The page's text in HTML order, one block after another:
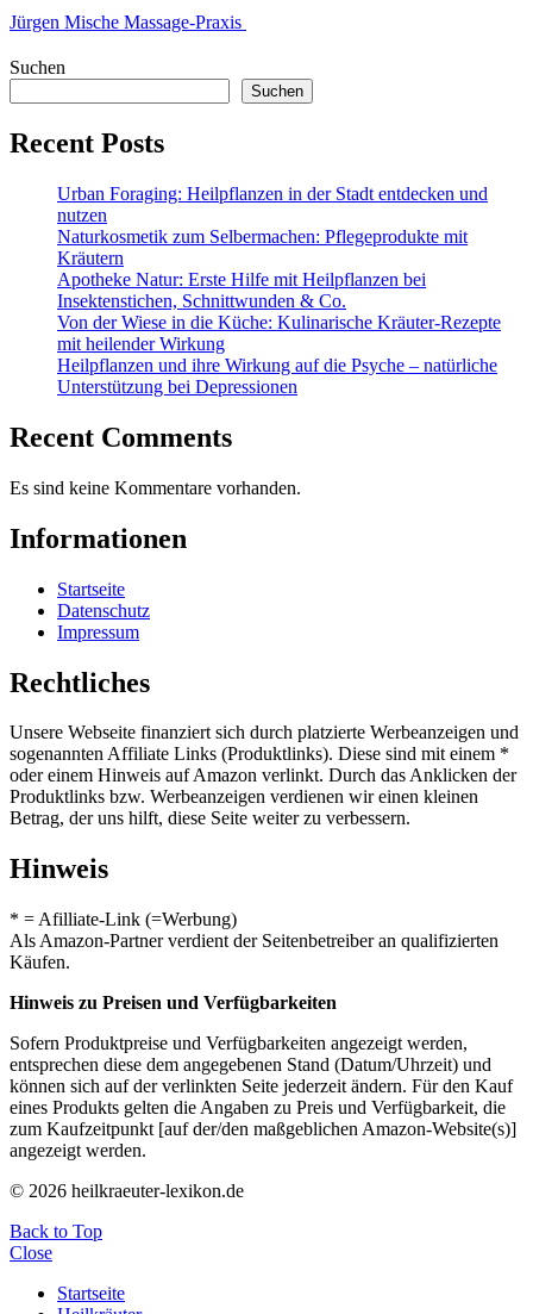
Jürgen Mische Massage-Praxis
Suchen
Suchen
Recent Posts
Urban Foraging: Heilpflanzen in der Stadt entdecken und
nutzen
Naturkosmetik zum Selbermachen: Pflegeprodukte mit
Kräutern
Apotheke Natur: Erste Hilfe mit Heilpflanzen bei
Insektenstichen, Schnittwunden & Co.
Von der Wiese in die Küche: Kulinarische Kräuter-Rezepte
mit heilender Wirkung
Heilpflanzen und ihre Wirkung auf die Psyche – natürliche
Unterstützung bei Depressionen
Recent Comments
Es sind keine Kommentare vorhanden.
Informationen
Startseite
Datenschutz
Impressum
Rechtliches
Unsere Webseite finanziert sich durch platzierte Werbeanzeigen und
sogenannten Affiliate Links (Produktlinks). Diese sind mit einem *
oder einem Hinweis auf Amazon verlinkt. Durch das Anklicken der
Produktlinks bzw. Werbeanzeigen verdienen wir einen kleinen
Betrag, der uns hilft, diese Seite weiter zu verbessern.
Hinweis
* = Afilliate-Link (=Werbung)
Als Amazon-Partner verdient der Seitenbetreiber an qualifizierten
Käufen.
Hinweis zu Preisen und Verfügbarkeiten
Sofern Produktpreise und Verfügbarkeiten angezeigt werden,
entsprechen diese dem angegebenen Stand (Datum/Uhrzeit) und
können sich auf der verlinkten Seite jederzeit ändern. Für den Kauf
eines Produkts gelten die Angaben zu Preis und Verfügbarkeit, die
zum Kaufzeitpunkt [auf der/den maßgeblichen Amazon-Website(s)]
angezeigt werden.
© 2026 heilkraeuter-lexikon.de
Back to Top
Close
Startseite